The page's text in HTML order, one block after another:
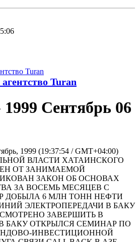
Turan
Сентябрь 06
1999 (19:37:54 / GMT+04:00)
ВЛАСТИ ХАТАИНСКОГО
ОТ ЗАНИМАЕМОЙ
ЗАКОН ОБ ОСНОВАХ
ЗА ВОСЕМЬ МЕСЯЦЕВ С
ДОБЫЛА 6 МЛН ТОНН НЕФТИ
ЭЛЕКТРОПЕРЕДАЧИ В БАКУ
ЗАВЕРШИТЬ В
В БАКУ ОТКРЫЛСЯ СЕМИНАР ПО
ИНВЕСТИЦИОННОЙ